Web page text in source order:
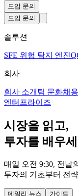
도입 문의
도입 문의
솔루션
SFE 위험 탐지 엔진
회사
회사 소개 팀 문화채용
엔터프라이즈
시장을 읽고,
투자를 배우
매일 오전 9:30, 전날
투자의 기초부터 전
데일리 뉴스 가이드